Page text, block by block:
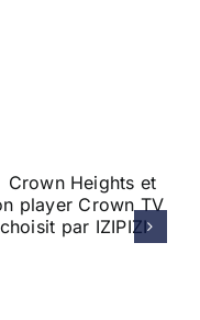
ATOL choisit le
player CrownTV
pour la